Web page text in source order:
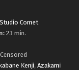
Studio Comet
23 min.
Censored
Kenji, Azakami